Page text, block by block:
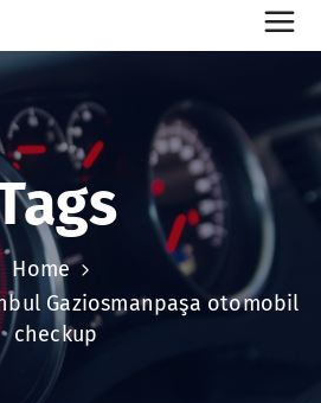
Home
Gaziosmanpaşa otomobil
checkup